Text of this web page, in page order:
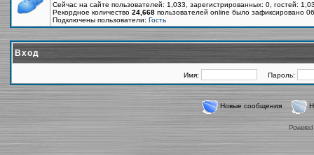
Сейчас на сайте пользователей: 1,033, зарегистрированных: 0, гостей:
Рекордное количество 24,668 пользователей online было зафиксировано
Подключены пользователи: Гость
Вход
Имя: Пароль:
Новые сообщения